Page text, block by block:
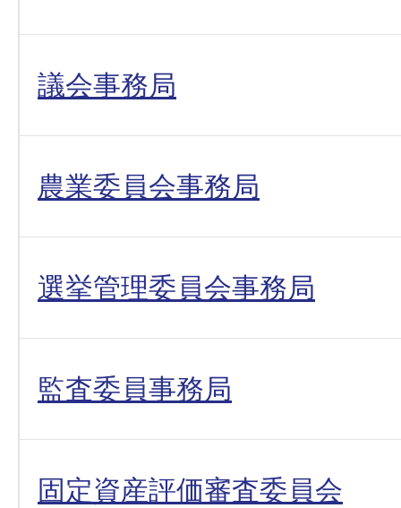
議会事務局
農業委員会事務局
選挙管理委員会事務局
監査委員事務局
固定資産評価審査委員会